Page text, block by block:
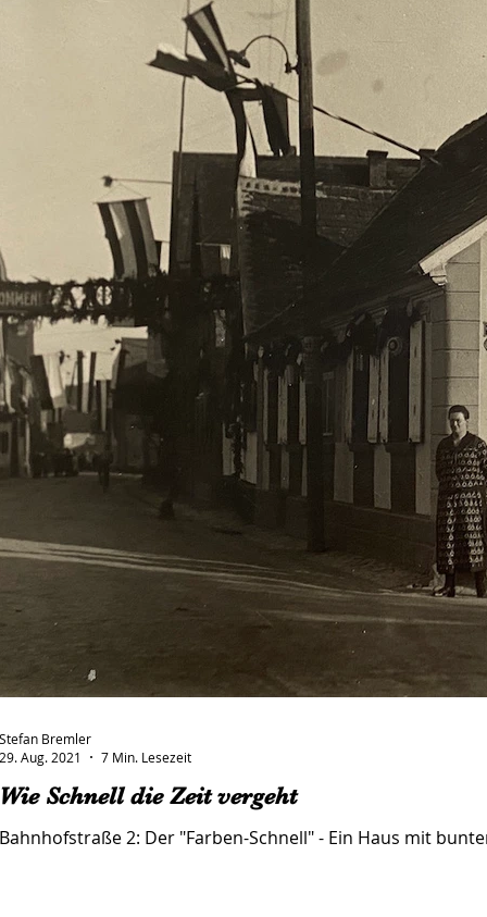
Wie Schnell die Zeit vergeht
Bahnhofstraße 2: Der "Farben-Schnell" - Ein Haus mit
Stefan Bremler
29. Aug. 2021
7 Min. Lesezeit